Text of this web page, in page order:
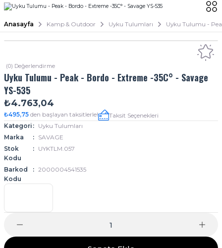
Anasayfa Kamp & Outdoor Uyku Tulumları Uyku Tulumu -
(0) Değerlendirme
Uyku Tulumu - Peak - Bordo - Extreme -35C° - Savage
YS-535
₺4.763,04
₺495,75 den başlayan taksitlerle!
Taksit Seçenekleri
Kategori
Uyku Tulumları
Marka
SAVAGE
Stok
Kodu
UYKTLM.057
Barkod
Kodu
2000004541535